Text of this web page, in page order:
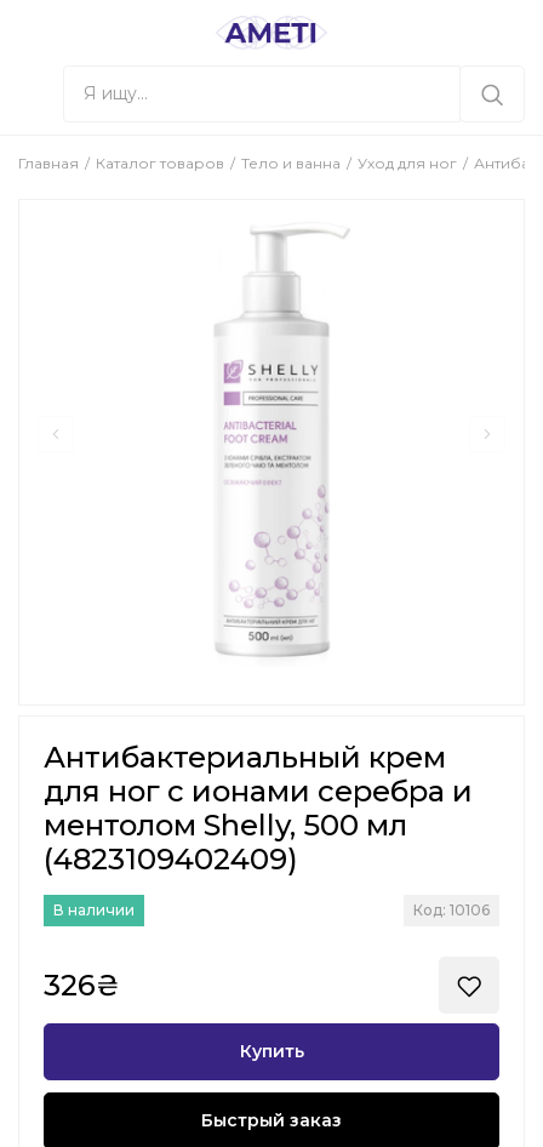
Главная Каталог товаров Тело и ванна Уход для ног
Антибактериальный крем
для ног с ионами серебра и
ментолом Shelly, 500 мл
(4823109402409)
В наличии Код: 10106
326₴
Купить
Быстрый заказ